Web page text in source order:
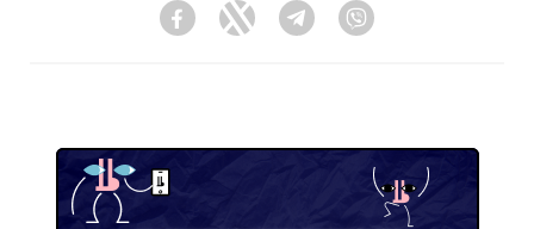
FacebookTwitter Telegram